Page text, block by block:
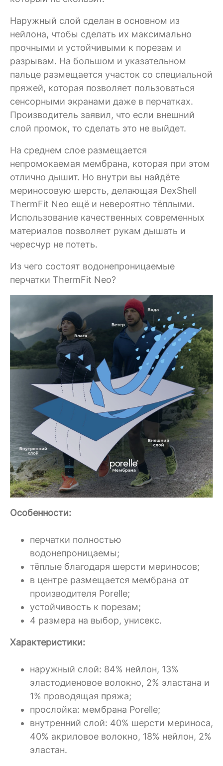
Наружный слой сделан в основном из
нейлона, чтобы сделать их максимально
прочными и устойчивыми к порезам и
разрывам. На большом и указательном
пальце размещается участок со специальной
пряжей, которая позволяет пользоваться
сенсорными экранами даже в перчатках.
Производитель заявил, что если внешний
слой промок, то сделать это не выйдет.
На среднем слое размещается
непромокаемая мембрана, которая при этом
отлично дышит. Но внутри вы найдёте
мериносовую шерсть, делающая DexShell
ThermFit Neo ещё и невероятно тёплыми.
Использование качественных современных
материалов позволяет рукам дышать и
чересчур не потеть.
Из чего состоят водонепроницаемые
перчатки ThermFit Neo?
Особенности:
перчатки полностью
водонепроницаемы;
тёплые благодаря шерсти мериносов;
в центре размещается мембрана от
производителя Porelle;
устойчивость к порезам;
4 размера на выбор, унисекс.
Характеристики:
наружный слой: 84% нейлон, 13%
эластодиеновое волокно, 2% эластана и
1% проводящая пряжа;
прослойка: мембрана Porelle;
внутренний слой: 40% шерсти мериноса,
40% акриловое волокно, 18% нейлон, 2%
эластан.